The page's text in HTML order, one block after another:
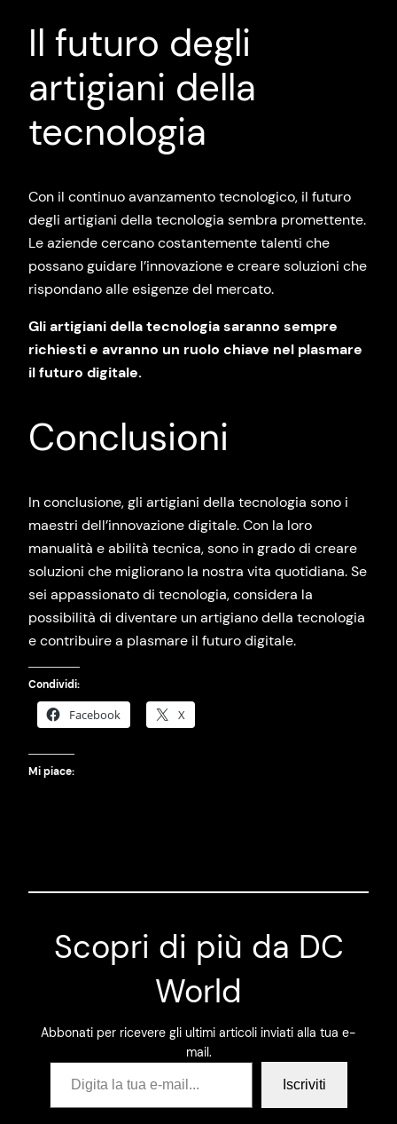
Il futuro degli
artigiani della
tecnologia
Con il continuo avanzamento tecnologico, il futuro
degli artigiani della tecnologia sembra promettente.
Le aziende cercano costantemente talenti che
possano guidare l’innovazione e creare soluzioni che
rispondano alle esigenze del mercato.
Gli artigiani della tecnologia saranno sempre
richiesti e avranno un ruolo chiave nel plasmare
il futuro digitale.
Conclusioni
In conclusione, gli artigiani della tecnologia sono i
maestri dell’innovazione digitale. Con la loro
manualità e abilità tecnica, sono in grado di creare
soluzioni che migliorano la nostra vita quotidiana. Se
sei appassionato di tecnologia, considera la
possibilità di diventare un artigiano della tecnologia
e contribuire a plasmare il futuro digitale.
Condividi:
Facebook X
Mi piace:
Scopri di più da DC
World
Abbonati per ricevere gli ultimi articoli inviati alla tua e-
mail.
Digita la tua e-mail…
Iscriviti